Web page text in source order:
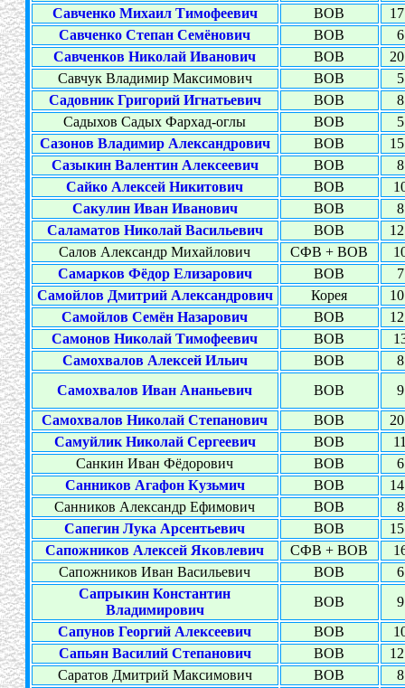
Савченко Михаил Тимофеевич
ВОВ
Савченко Степан Семёнович
ВОВ
Савченков Николай Иванович
ВОВ
Савчук Владимир Максимович
ВОВ
Садовник Григорий Игнатьевич
ВОВ
Садыхов Садых Фархад-оглы
ВОВ
Сазонов Владимир Александрович
ВОВ
Сазыкин Валентин Алексеевич
ВОВ
Сайко Алексей Никитович
ВОВ
Сакулин Иван Иванович
ВОВ
Саламатов Николай Васильевич
ВОВ
Салов Александр Михайлович
СФВ + ВОВ
Самарков Фёдор Елизарович
ВОВ
Самойлов Дмитрий Александрович
Корея
Самойлов Семён Назарович
ВОВ
Самонов Николай Тимофеевич
ВОВ
Самохвалов Алексей Ильич
ВОВ
Самохвалов Иван Ананьевич
ВОВ
Самохвалов Николай Степанович
ВОВ
Самуйлик Николай Сергеевич
ВОВ
Санкин Иван Фёдорович
ВОВ
Санников Агафон Кузьмич
ВОВ
Санников Александр Ефимович
ВОВ
Сапегин Лука Арсентьевич
ВОВ
Сапожников Алексей Яковлевич
СФВ + ВОВ
Сапожников Иван Васильевич
ВОВ
Сапрыкин Константин
Владимирович
ВОВ
Сапунов Георгий Алексеевич
ВОВ
Сапьян Василий Степанович
ВОВ
Саратов Дмитрий Максимович
ВОВ